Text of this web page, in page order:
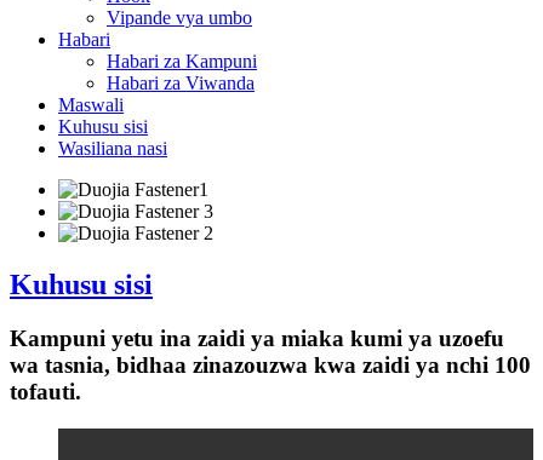
Vipande vya umbo
Habari
Habari za Kampuni
Habari za Viwanda
Maswali
Kuhusu sisi
Wasiliana nasi
Kuhusu sisi
Kampuni yetu ina zaidi ya miaka kumi ya uzoefu
wa tasnia, bidhaa zinazouzwa kwa zaidi ya nchi 100
tofauti.